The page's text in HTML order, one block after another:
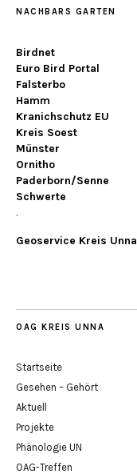
NACHBARS GARTEN
Birdnet
Euro Bird Portal
Falsterbo
Hamm
Kranichschutz EU
Kreis Soest
Münster
Ornitho
Paderborn/Senne
Schwerte
.
Geoservice Kreis Unna
OAG KREIS UNNA
Startseite
Gesehen – Gehört
Aktuell
Projekte
Phänologie UN
OAG-Treffen